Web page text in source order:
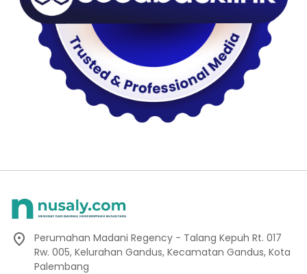
Perumahan Madani Regency - Talang Kepuh Rt. 017
Rw. 005, Kelurahan Gandus, Kecamatan Gandus, Kota
Palembang